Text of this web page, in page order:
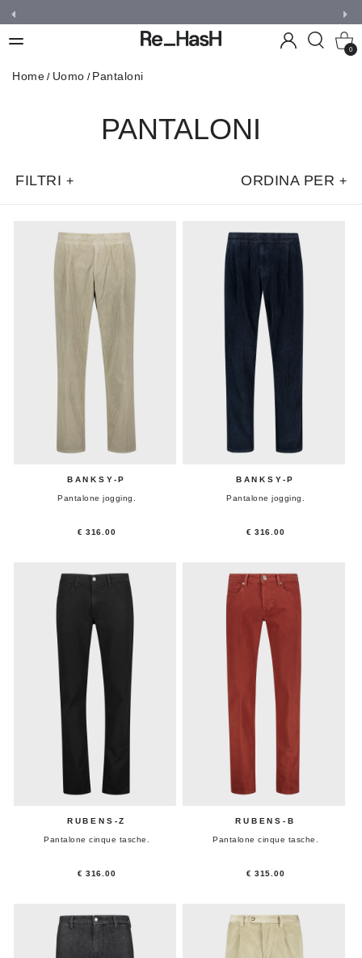
0
Home Uomo Pantaloni
PANTALONI
FILTRI + ORDINA PER +
BANKSY-P
Pantalone jogging.
€ 316.00
BANKSY-P
Pantalone jogging.
€ 316.00
RUBENS-Z
Pantalone cinque tasche.
€ 316.00
RUBENS-B
Pantalone cinque tasche.
€ 315.00